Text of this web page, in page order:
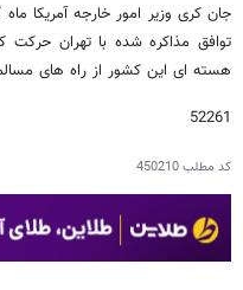
جان کری وزیر امور خارجه آمریکا
توافق مذاکره شده با تهران
هسته ای این کشور از راه های
52261
کد مطلب450210